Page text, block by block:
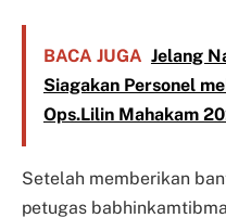
BACA JUGA Jelang
Siagakan Personel
Ops.Lilin Mahakam
Setelah memberikan
petugas